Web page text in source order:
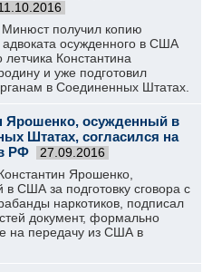
Минюст получил копию
осужденного в США
летчика Константина
и уже подготовил
в Соединенных Штатах.
Ярошенко, осужденный в
Штатах, согласился на
РФ
27.09.2016
Ярошенко,
в США за подготовку сговора с
наркотиков, подписал
документ, формально
на передачу из США в